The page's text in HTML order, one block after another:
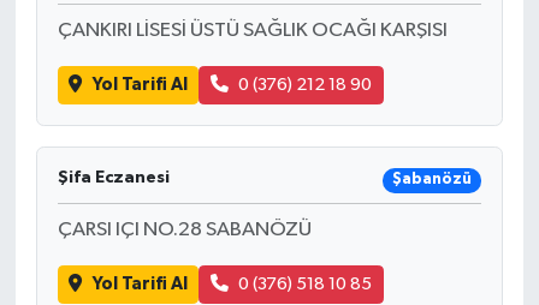
ÇANKIRI LİSESİ ÜSTÜ SAĞLIK OCAĞI KARŞISI
Yol Tarifi Al 0 (376) 212 18 90
Şifa Eczanesi Şabanözü
ÇARSI IÇI NO.28 SABANÖZÜ
Yol Tarifi Al 0 (376) 518 10 85